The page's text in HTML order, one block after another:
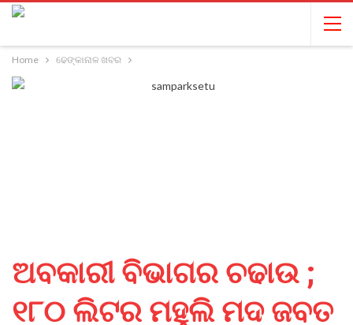
Home ଢେଙ୍କାନାଳ ଖବର
ଅବକାରୀ ବିଭାଗର ଚଢାଉ ;
୧୮୦ ଲିଟର ମହୁଲି ମଦ ଜବତ